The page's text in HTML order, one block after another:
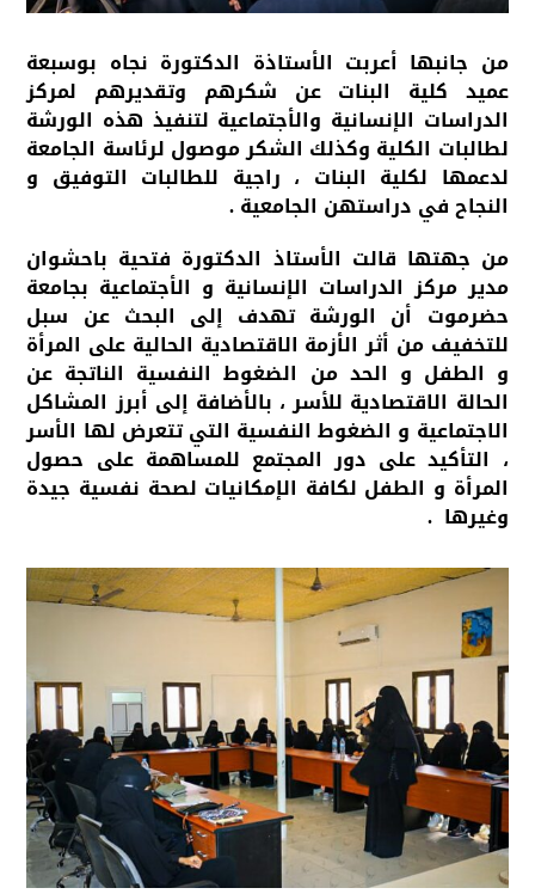
من جانبها أعربت الأستاذة الدكتورة نجاه بوسبعة
عميد كلية البنات عن شكرهم وتقديرهم لمركز
الدراسات الإنسانية والأجتماعية لتنفيذ هذه الورشة
لطالبات الكلية وكذلك الشكر موصول لرئاسة الجامعة
لدعمها لكلية البنات ، راجية للطالبات التوفيق و
النجاح في دراستهن الجامعية .
من جهتها قالت الأستاذ الدكتورة فتحية باحشوان
مدير مركز الدراسات الإنسانية و الأجتماعية بجامعة
حضرموت أن الورشة تهدف إلى البحث عن سبل
للتخفيف من أثر الأزمة الاقتصادية الحالية على المرأة
و الطفل و الحد من الضغوط النفسية الناتجة عن
الحالة الاقتصادية للأسر ، بالأضافة إلى أبرز المشاكل
الاجتماعية و الضغوط النفسية التي تتعرض لها الأسر
، التأكيد على دور المجتمع للمساهمة على حصول
المرأة و الطفل لكافة الإمكانيات لصحة نفسية جيدة
وغيرها .